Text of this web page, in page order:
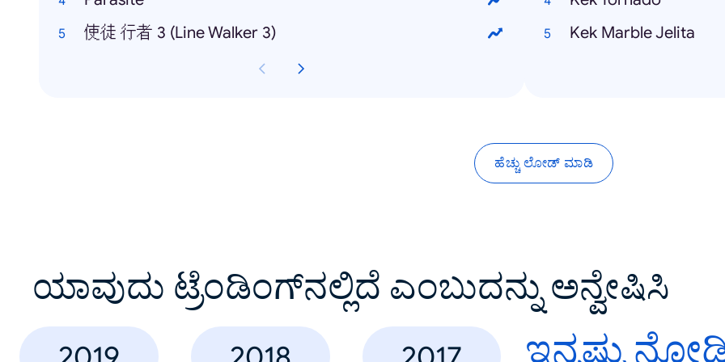
使徒 行者 3 (Line Walker 3)
Kek Marble Jelita
ಹೆಚ್ಚು ಲೋಡ್ ಮಾಡಿ
ಯಾವುದು ಟ್ರೆಂಡಿಂಗ್‌ನಲ್ಲಿದೆ ಎಂಬುದನ್ನು ಅನ್ವೇಷಿಸಿ
ಇನ್ನಷ್ಟು